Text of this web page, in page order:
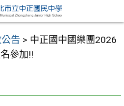
告 > 中正國中國樂團2026
參加!!